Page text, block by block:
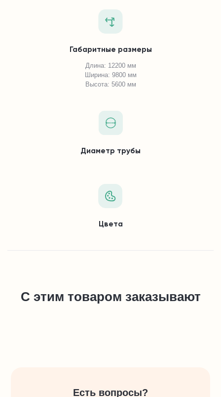
Габаритные размеры
Длина: 12200 мм
Ширина: 9800 мм
Высота: 5600 мм
Диаметр трубы
Цвета
С этим товаром заказывают
Есть вопросы?